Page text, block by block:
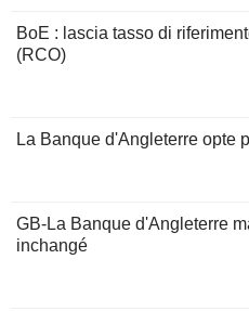
BoE : lascia tasso di
(RCO)
La Banque d'Angleterre opte
GB-La Banque d'Angleterre
inchangé